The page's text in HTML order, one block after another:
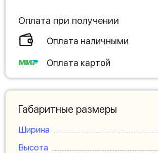
Оплата при получении
Оплата наличными
Оплата картой
Габаритные размеры
Ширина
Высота